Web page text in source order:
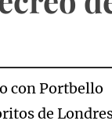
con Portbello
de